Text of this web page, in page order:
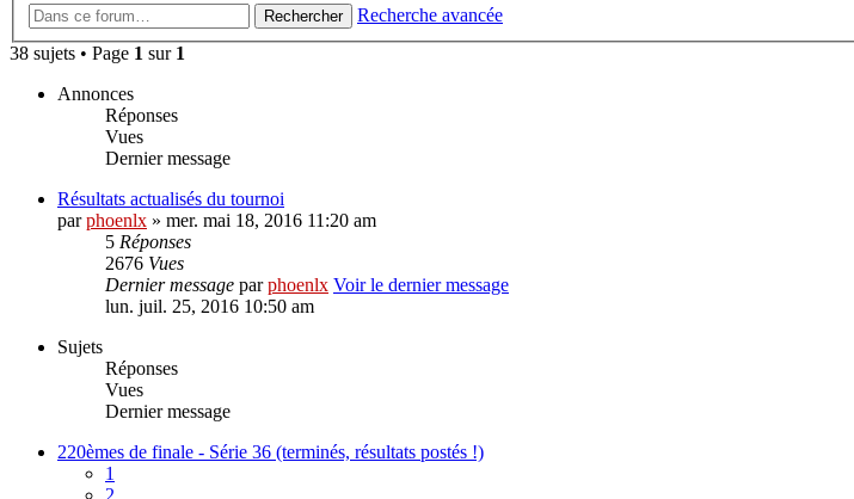
Rechercher
Recherche avancée
38 sujets • Page 1 sur 1
Annonces
Réponses
Vues
Dernier message
Résultats actualisés du tournoi
parphoenlx » mer. mai 18, 2016 11:20 am
5 Réponses
2676 Vues
Dernier message parphoenlx Voir le dernier message
lun. juil. 25, 2016 10:50 am
Sujets
Réponses
Vues
Dernier message
220èmes de finale - Série 36 (terminés, résultats postés !)
1
2